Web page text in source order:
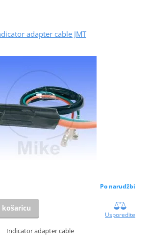
adapter cable JMT
Po narudžbi
košaricu
Usporedite
Indicator adapter cable